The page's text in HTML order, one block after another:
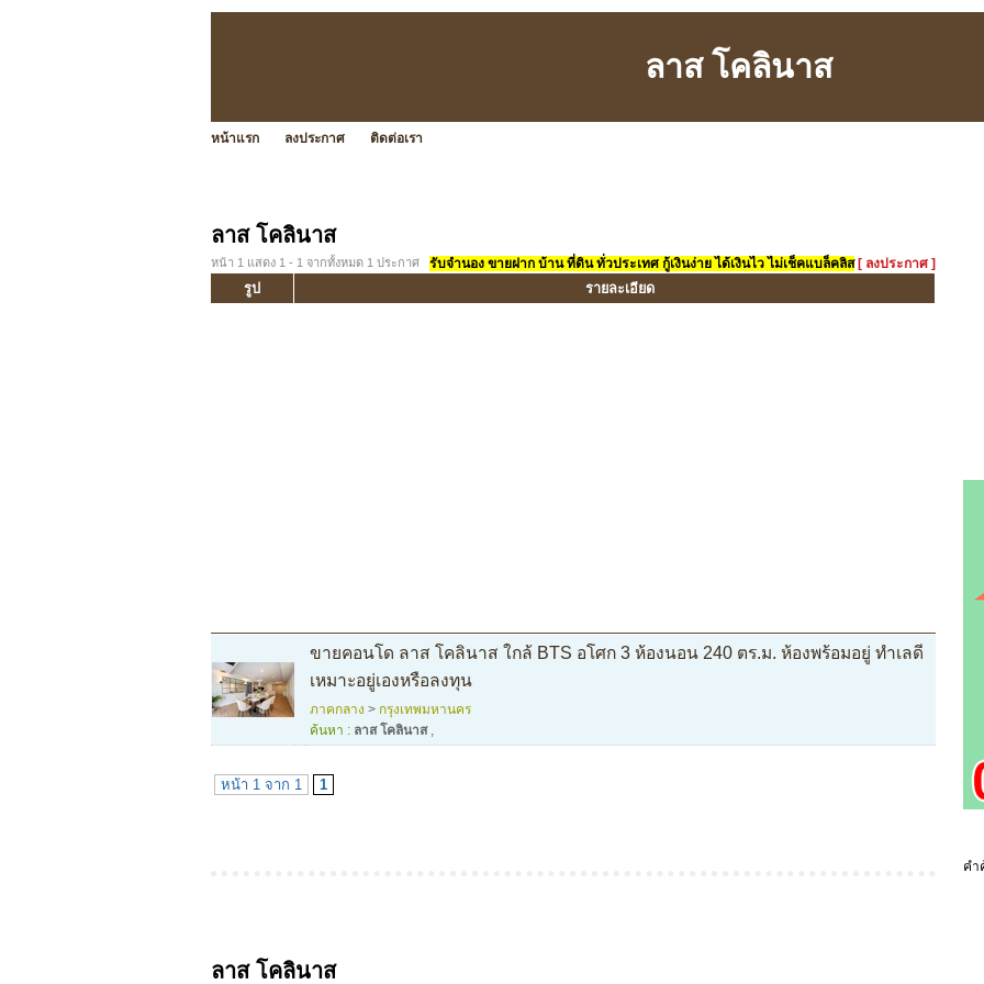
ลาส โคลินาส
หน้าแรก ลงประกาศ ติดต่อเรา
ลาส โคลินาส
หน้า 1 แสดง 1 - 1 จากทั้งหมด 1 ประกาศ รับจำนอง ขายฝาก บ้าน ที่ดิน ทั่วประเทศ กู้เงินง่าย ได้เงินไว ไม่เช็คแบล็คลิส [ ลงประกาศ ]
รูป รายละเอียด
ขายคอนโด ลาส โคลินาส ใกล้ BTS อโศก 3 ห้องนอน 240 ตร.ม. ห้องพร้อมอยู่ ทำเลดี
เหมาะอยู่เองหรือลงทุน
ภาคกลาง > กรุงเทพมหานคร
ค้นหา : ลาส โคลินาส,
หน้า 1 จาก 1 1
ลาส โคลินาส
คำ